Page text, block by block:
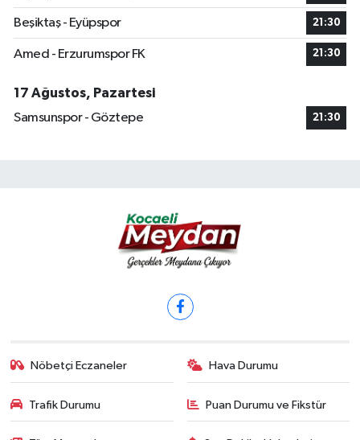
Beşiktaş - Eyüpspor 21:30
Amed - Erzurumspor FK 21:30
17 Ağustos, Pazartesi
Samsunspor - Göztepe
21:30
Nöbetçi Eczaneler Hava Durumu
Trafik Durumu Puan Durumu ve Fikstür